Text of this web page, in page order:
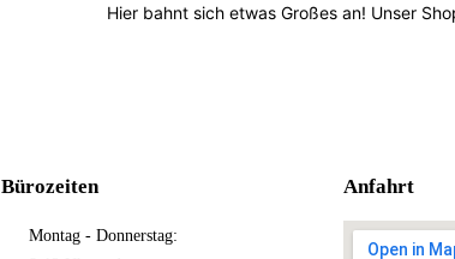
Hier bahnt sich etwas Großes an! Unser
Bürozeiten
Montag - Donnerstag:
Anfahrt